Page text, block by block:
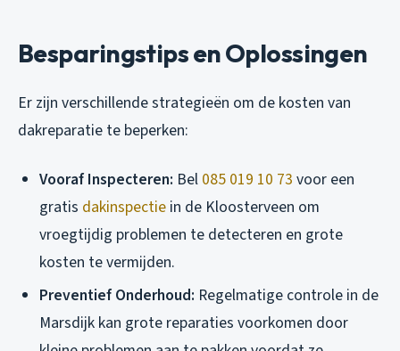
Besparingstips en Oplossingen
Er zijn verschillende strategieën om de kosten van
dakreparatie te beperken:
Vooraf Inspecteren: Bel 085 019 10 73 voor een
gratis dakinspectie in de Kloosterveen om
vroegtijdig problemen te detecteren en grote
kosten te vermijden.
Preventief Onderhoud: Regelmatige controle in de
Marsdijk kan grote reparaties voorkomen door